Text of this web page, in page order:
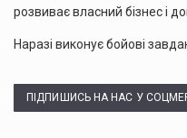
розвиває власний бізнес і
Наразі виконує бойові
ПІДПИШИСЬ НА НАС У